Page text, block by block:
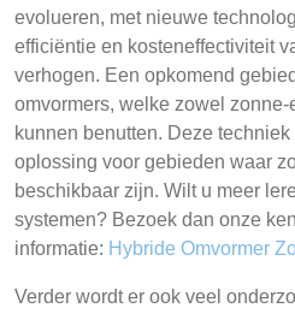
evolueren, met nieuwe
efficiëntie en kosteneffectiviteit
verhogen. Een opkomend
omvormers, welke zowel
kunnen benutten. Deze
oplossing voor gebieden waar
beschikbaar zijn. Wilt u meer
systemen? Bezoek dan onze
informatie: Hybride Omvormer
Verder wordt er ook veel